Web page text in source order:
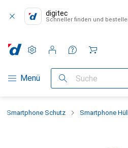
digitec
Schneller finden und
Navigation nach Kategorien
Menü Suche
Einstellungen
Kundenkonto
Vergleichslisten
Merklisten
Warenkorb
Smartphone Schutz Smartphone